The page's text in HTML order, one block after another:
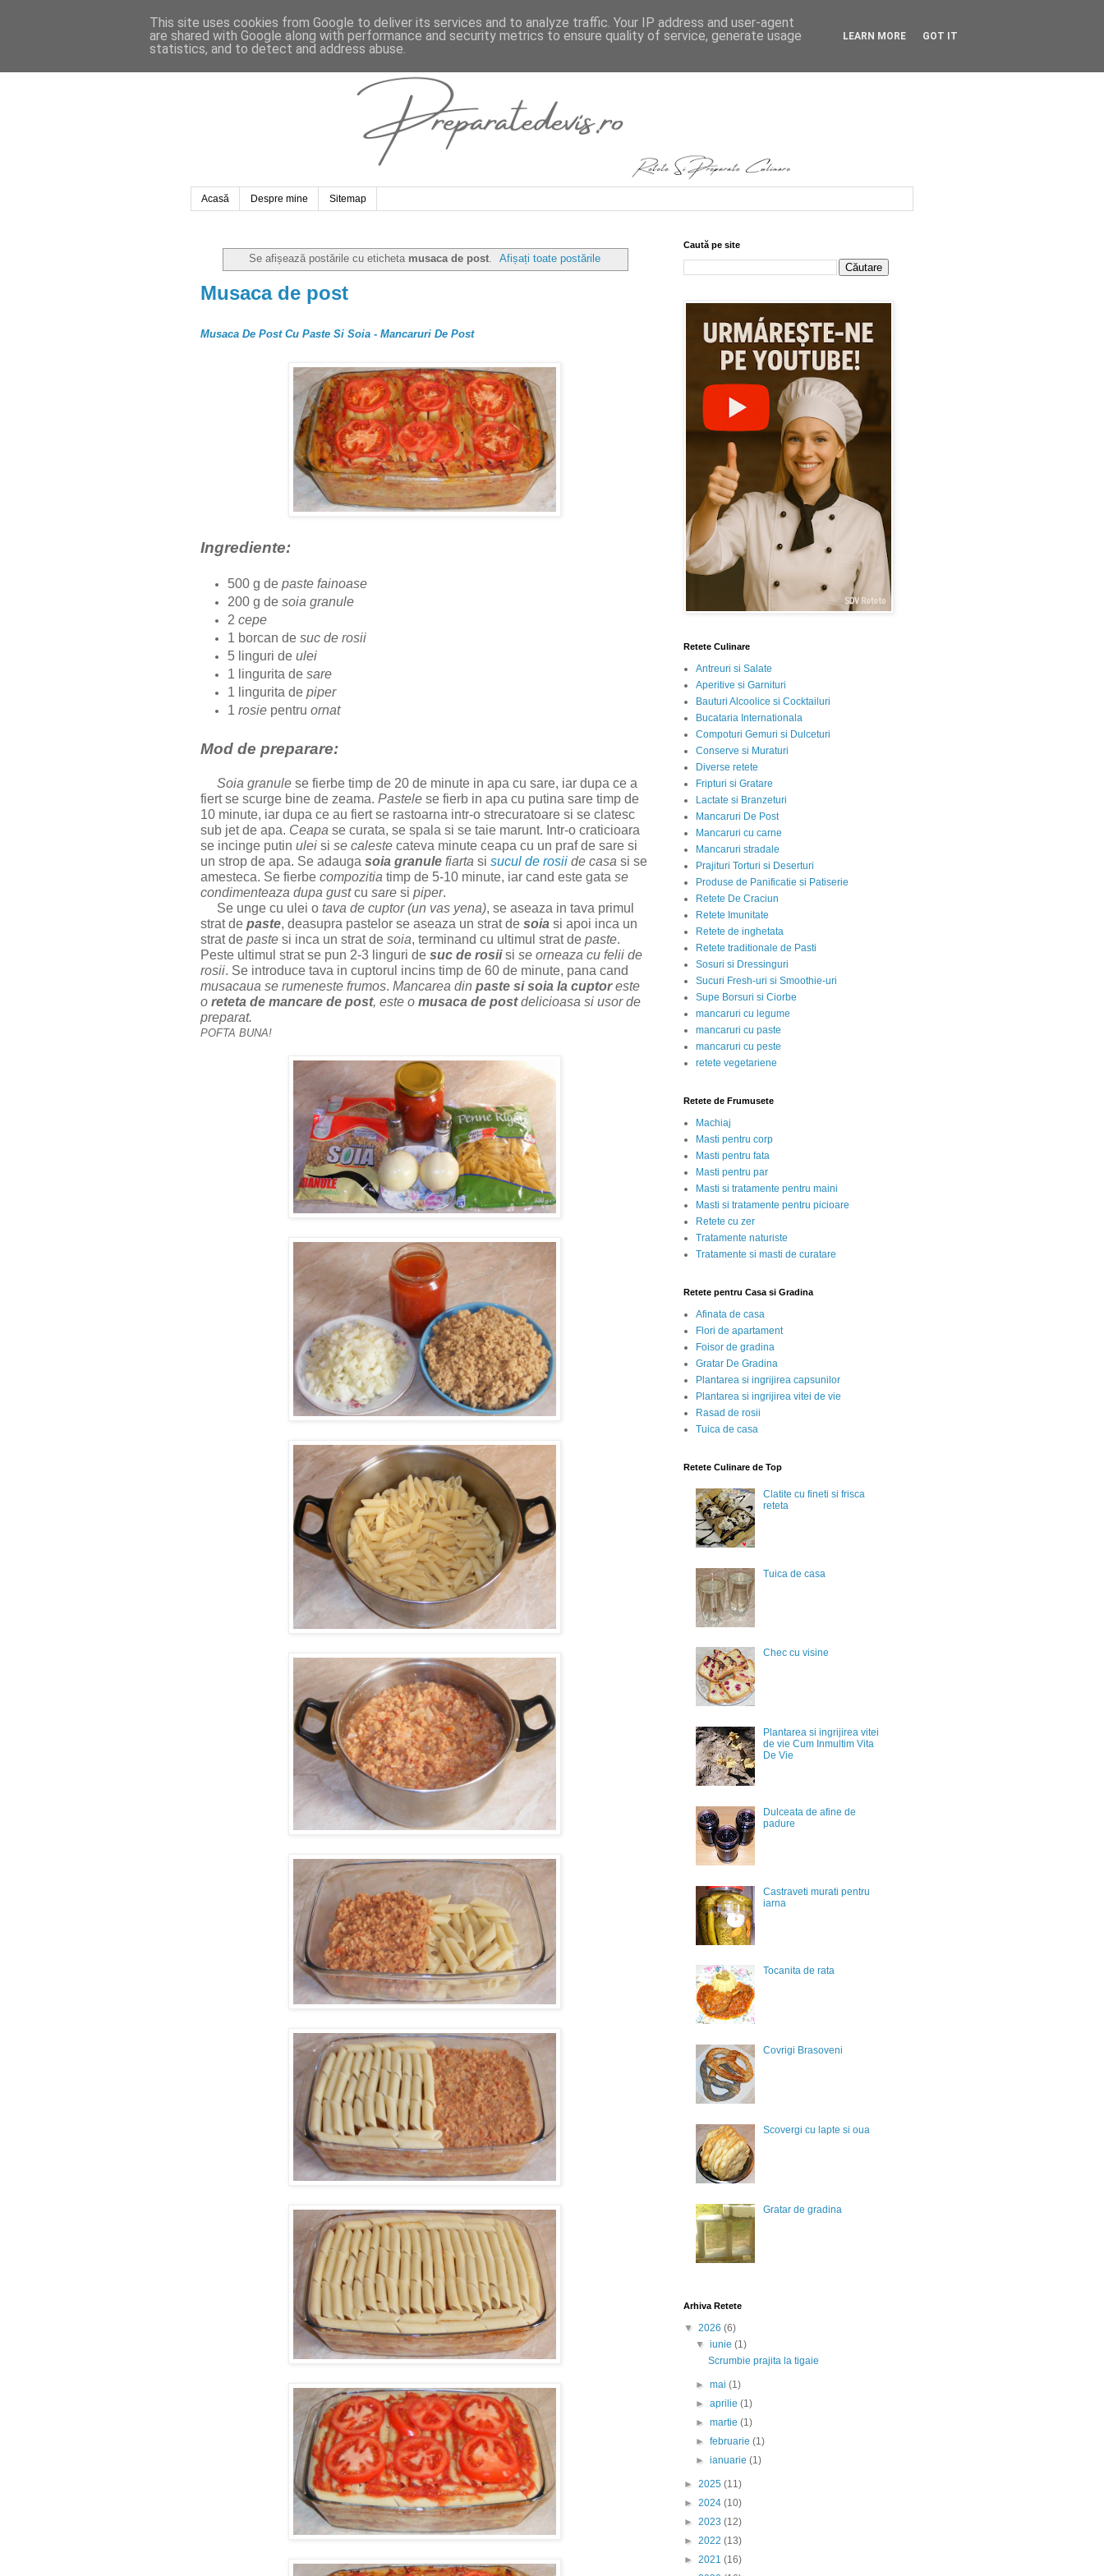
Acasă Despre mine Sitemap
Se afișează postările cu eticheta musaca de post. Afișați toate postările
Musaca de post
Musaca De Post Cu Paste Si Soia - Mancaruri De Post
Ingrediente:
500 g de paste fainoase
200 g de soia granule
2 cepe
1 borcan de suc de rosii
5 linguri de ulei
1 lingurita de sare
1 lingurita de piper
1 rosie pentru ornat
Mod de preparare:
Soia granule se fierbe timp de 20 de minute in apa cu sare, iar dupa ce a
fiert se scurge bine de zeama. Pastele se fierb in apa cu putina sare timp de
10 minute, iar dupa ce au fiert se rastoarna intr-o strecuratoare si se clatesc
sub jet de apa. Ceapa se curata, se spala si se taie marunt. Intr-o craticioara
se incinge putin ulei si se caleste cateva minute ceapa cu un praf de sare si
un strop de apa. Se adauga soia granule fiarta si sucul de rosii de casa si se
amesteca. Se fierbe compozitia timp de 5-10 minute, iar cand este gata se
condimenteaza dupa gustcu sare si piper.
Se unge cu ulei o tava de cuptor (un vas yena), se aseaza in tava primul
strat de paste, deasupra pastelor se aseaza un strat de soia si apoi inca un
strat de paste si inca un strat de soia, terminand cu ultimul strat de paste.
Peste ultimul strat se pun 2-3 linguri de suc de rosiisi se orneaza cu felii de
rosii. Se introduce tava in cuptorul incins timp de 60 de minute, pana cand
musacaua se rumeneste frumos. Mancarea din paste si soia la cuptoreste
o reteta de mancare de post, este o musaca de postdelicioasa si usor de
preparat.
POFTA BUNA!
Caută pe site
Retete Culinare
Antreuri si Salate
Aperitive si Garnituri
Bauturi Alcoolice si Cocktailuri
Bucataria Internationala
Compoturi Gemuri si Dulceturi
Conserve si Muraturi
Diverse retete
Fripturi si Gratare
Lactate si Branzeturi
Mancaruri De Post
Mancaruri cu carne
Mancaruri stradale
Prajituri Torturi si Deserturi
Produse de Panificatie si Patiserie
Retete De Craciun
Retete Imunitate
Retete de inghetata
Retete traditionale de Pasti
Sosuri si Dressinguri
Sucuri Fresh-uri si Smoothie-uri
Supe Borsuri si Ciorbe
mancaruri cu legume
mancaruri cu paste
mancaruri cu peste
retete vegetariene
Retete de Frumusete
Machiaj
Masti pentru corp
Masti pentru fata
Masti pentru par
Masti si tratamente pentru maini
Masti si tratamente pentru picioare
Retete cu zer
Tratamente naturiste
Tratamente si masti de curatare
Retete pentru Casa si Gradina
Afinata de casa
Flori de apartament
Foisor de gradina
Gratar De Gradina
Plantarea si ingrijirea capsunilor
Plantarea si ingrijirea vitei de vie
Rasad de rosii
Tuica de casa
Retete Culinare de Top
Clatite cu fineti si frisca
reteta
Tuica de casa
Chec cu visine
Plantarea si ingrijirea vitei
de vie Cum Inmultim Vita
De Vie
Dulceata de afine de
padure
Castraveti murati pentru
iarna
Tocanita de rata
Covrigi Brasoveni
Scovergi cu lapte si oua
Gratar de gradina
Arhiva Retete
▼ 2026 (6)
▼iunie(1)
Scrumbie prajita la tigaie
►mai(1)
►aprilie(1)
►martie(1)
►februarie(1)
►ianuarie(1)
► 2025 (11)
► 2024 (10)
► 2023 (12)
► 2022 (13)
► 2021 (16)
This site uses cookies from Google to deliver its services and to analyze traffic. Your IP address and user-agent
are shared with Google along with performance and security metrics to ensure quality of service, generate usage
statistics, and to detect and address abuse.
LEARN MORE GOT IT